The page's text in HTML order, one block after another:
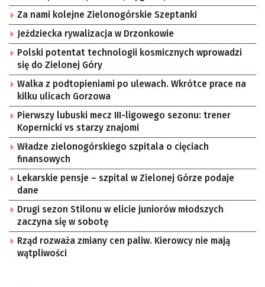
Za nami kolejne Zielonogórskie Szeptanki
Jeździecka rywalizacja w Drzonkowie
Polski potentat technologii kosmicznych wprowadzi
się do Zielonej Góry
Walka z podtopieniami po ulewach. Wkrótce prace na
kilku ulicach Gorzowa
Pierwszy lubuski mecz III-ligowego sezonu: trener
Kopernicki vs starzy znajomi
Władze zielonogórskiego szpitala o cięciach
finansowych
Lekarskie pensje – szpital w Zielonej Górze podaje
dane
Drugi sezon Stilonu w elicie juniorów młodszych
zaczyna się w sobotę
Rząd rozważa zmiany cen paliw. Kierowcy nie mają
wątpliwości